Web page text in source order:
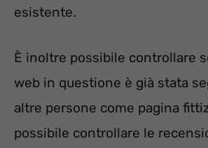
esistente.
È inoltre possibile controllare
web in questione è già stata
altre persone come pagina
possibile controllare le